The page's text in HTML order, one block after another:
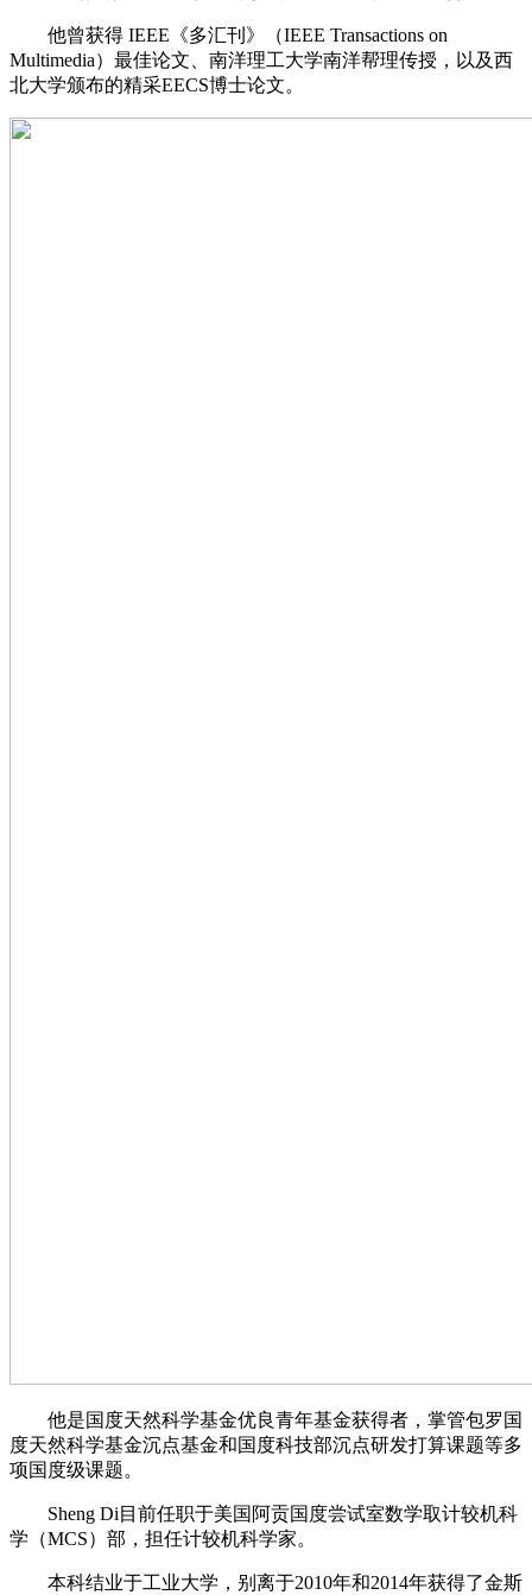
他曾获得 IEEE《多汇刊》（IEEE Transactions on
Multimedia）最佳论文、南洋理工大学南洋帮理传授，以及西
北大学颁布的精采EECS博士论文。
他是国度天然科学基金优良青年基金获得者，掌管包罗国
度天然科学基金沉点基金和国度科技部沉点研发打算课题等多
项国度级课题。
Sheng Di目前任职于美国阿贡国度尝试室数学取计较机科
学（MCS）部，担任计较机科学家。
本科结业于工业大学，别离于2010年和2014年获得了金斯